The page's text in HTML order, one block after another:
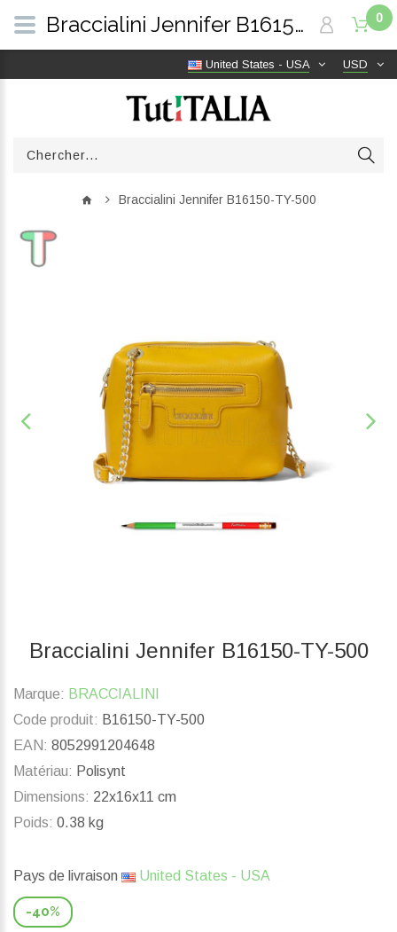
USD
United States - USA
0
Braccialini Jennifer B16150-TY-500
Braccialini Jennifer B16150-TY-500
Marque: BRACCIALINI
Code produit: B16150-TY-500
EAN: 8052991204648
Matériau: Polisynt
Dimensions: 22x16x11 cm
Poids: 0.38 kg
Pays de livraison United States - USA
-40%
Braccialini Jennifer B16150-TY-500 | TutITALIA